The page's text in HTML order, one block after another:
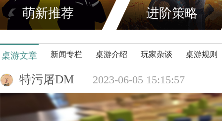
萌新推荐 进阶策略
桌游文章 新闻专栏 桌游介绍 玩家杂谈 桌游规则
特污屠DM 2023-06-05 15:15:57